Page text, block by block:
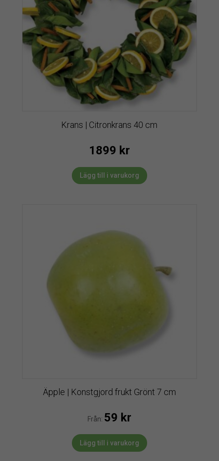
Krans | Citronkrans 40 cm
1899 kr
Lägg till i varukorg
Äpple | Konstgjord frukt Grönt 7 cm
Från: 59 kr
Lägg till i varukorg